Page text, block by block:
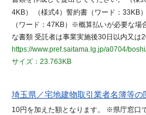
4KB） （様式4）誓約書（ワード：33KB
（ワード：47KB）※概算払いが必要な場
な書類 受託者は事業実施後30日以内又は
https://www.pref.saitama.lg.jp/a0704/
サイズ：23.763KB
埼玉県／宅地建物取引業者名簿等の
10円を加えた額となります。 ※県庁窓口